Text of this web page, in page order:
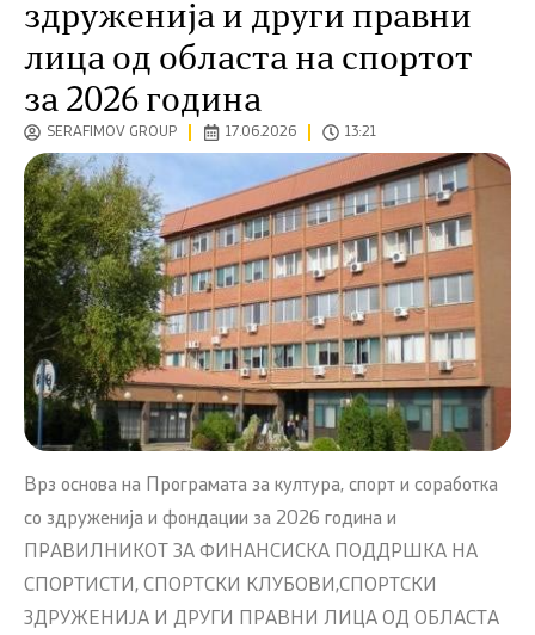
здруженија и други правни
лица од областа на спортот
за 2026 година
SERAFIMOV GROUP 17.06.2026 13:21
Врз основа на Програмата за култура, спорт и соработка
со здруженија и фондации за 2026 година и
ПРАВИЛНИКOT ЗА ФИНАНСИСКА ПОДДРШКА НА
СПОРТИСТИ, СПОРТСКИ КЛУБОВИ,СПОРТСКИ
ЗДРУЖЕНИЈА И ДРУГИ ПРАВНИ ЛИЦА ОД ОБЛАСТА